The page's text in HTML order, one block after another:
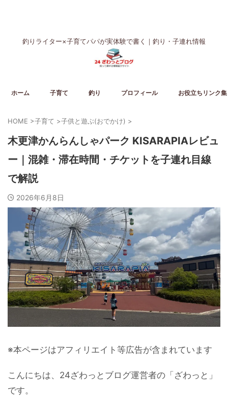
釣りライター×子育てパパが実体験で書く｜釣り・子連れ情報
ホーム 子育て 釣り プロフィール お役立ちリンク集
HOME >子育て >子供と遊ぶ(おでかけ) >
木更津かんらんしゃパーク KISARAPIAレビュ
ー｜混雑・滞在時間・チケットを子連れ目線
で解説
2026年6月8日
※本ページはアフィリエイト等広告が含まれています
こんにちは、24ざわっとブログ運営者の「ざわっと」
です。